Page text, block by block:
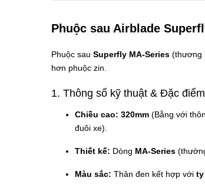
Phuộc sau Airblade
Phuộc sau Superfly MA-Series (thương
hơn phuộc zin.
1. Thông số kỹ thuật & Đặc điểm
Chiều cao: 320mm (Bằng với
đuôi xe).
Thiết kế: Dòng MA-Series
Màu sắc: Thân đen kết hợp với ty